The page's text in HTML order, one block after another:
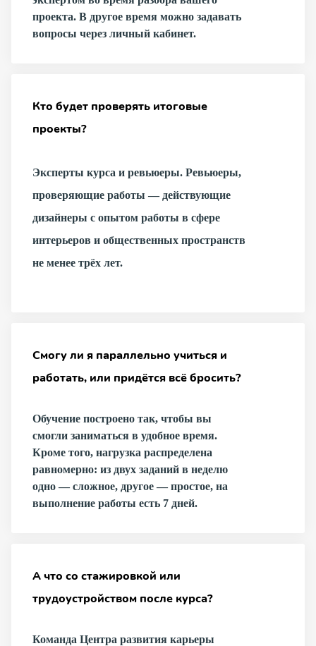
проекта. В другое время можно задавать
вопросы через личный кабинет.
Кто будет проверять итоговые
проекты?
Эксперты курса и ревьюеры. Ревьюеры,
проверяющие работы — действующие
дизайнеры с опытом работы в сфере
интерьеров и общественных пространств
не менее трёх лет.
Смогу ли я параллельно учиться и
работать, или придётся всё бросить?
Обучение построено так, чтобы вы
смогли заниматься в удобное время.
Кроме того, нагрузка распределена
равномерно: из двух заданий в неделю
одно — сложное, другое — простое, на
выполнение работы есть 7 дней.
А что со стажировкой или
трудоустройством после курса?
Команда Центра развития карьеры